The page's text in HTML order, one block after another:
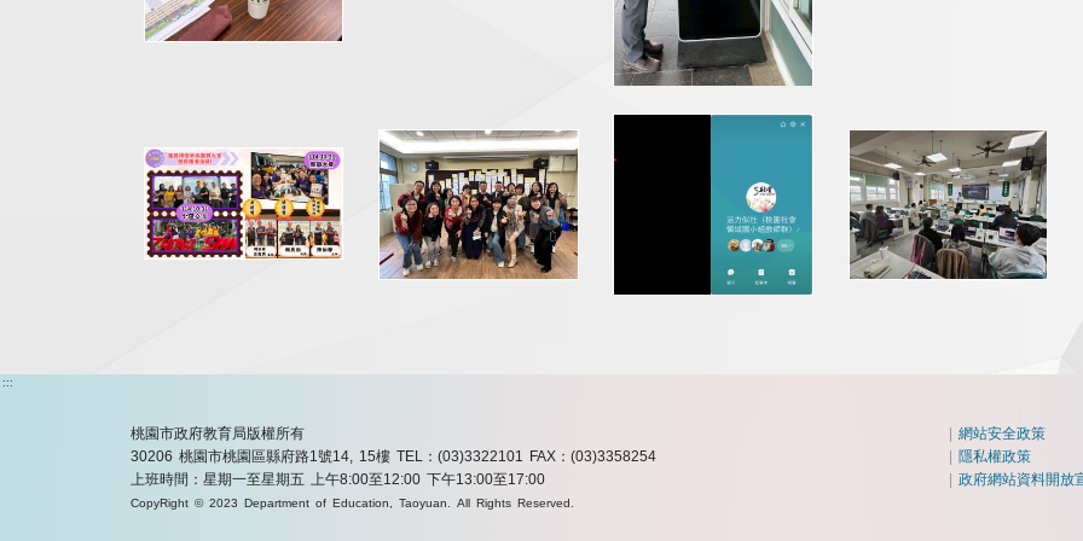
:::
桃園市政府教育局版權所有
30206 桃園市桃園區縣府路1號14, 15樓 TEL：(03)3322101 FAX：(03)3358254
上班時間：星期一至星期五 上午8:00至12:00 下午13:00至17:00
CopyRight © 2023 Department of Education, Taoyuan. All Rights Reserved.
|網站安全政策
隱私權政策
|政府網站資料開放